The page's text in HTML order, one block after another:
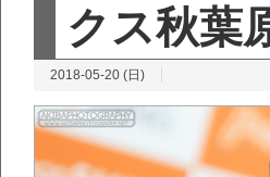
クス秋葉
2018-05-20 (日)